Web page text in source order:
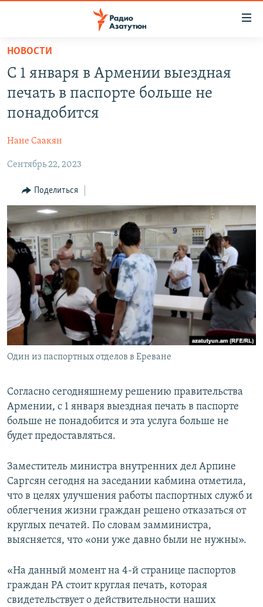
Перейти
основному
содержанию
основной
Перейти
поиску
ПОЛИТИКА
ЭКОНОМИКА
РЕГИОН
НАГОРНЫЙ КАРАБАХ
КУЛЬТУРА
СПОРТ
АРХИВ
Հայերեն
English
Русский
Все сайты Радио Азатутюн
НОВОСТИ
С 1 января в Армении выездная
печать в паспорте больше не
понадобится
Нане Саакян
Сентябрь 22, 2023
Поделиться
Один из паспортных отделов в Ереване
Согласно сегодняшнему решению правительства
Армении, с 1 января выездная печать в паспорте
больше не понадобится и эта услуга больше не
будет предоставляться.
Заместитель министра внутренних дел Арпине
Саргсян сегодня на заседании кабмина отметила,
что в целях улучшения работы паспортных служб и
облегчения жизни граждан решено отказаться от
круглых печатей. По словам замминистра,
выясняется, что «они уже давно были не нужны».
«На данный момент на 4-й странице паспортов
граждан РА стоит круглая печать, которая
свидетельствует о действительности наших